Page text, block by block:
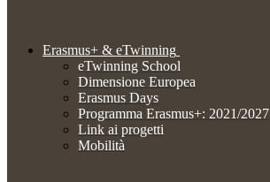
Erasmus+ & eTwinning
eTwinning School
Dimensione Europea
Erasmus Days
Programma Erasmus+: 2021/2027
Link ai progetti
Mobilità